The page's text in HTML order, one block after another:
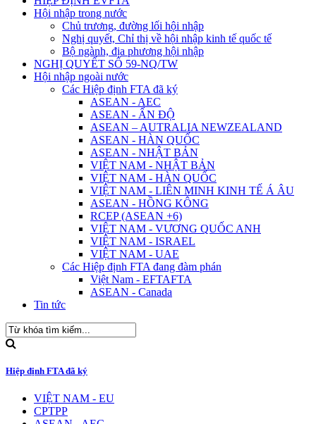
Hội nhập trong nước
Chủ trương, đường lối hội nhập
Nghị quyết, Chỉ thị về hội nhập kinh tế quốc tế
Bộ ngành, địa phương hội nhập
NGHỊ QUYẾT SỐ 59-NQ/TW
Hội nhập ngoài nước
Các Hiệp định FTA đã ký
ASEAN - AEC
ASEAN - ẤN ĐỘ
ASEAN – AUTRALIA NEWZEALAND
ASEAN - HÀN QUỐC
ASEAN - NHẬT BẢN
VIỆT NAM - NHẬT BẢN
VIỆT NAM - HÀN QUỐC
VIỆT NAM - LIÊN MINH KINH TẾ Á ÂU
ASEAN - HỒNG KÔNG
RCEP (ASEAN +6)
VIỆT NAM - VƯƠNG QUỐC ANH
VIỆT NAM - ISRAEL
VIỆT NAM - UAE
Các Hiệp định FTA đang đàm phán
Việt Nam - EFTAFTA
ASEAN - Canada
Tin tức
Hiệp định FTA đã ký
VIỆT NAM - EU
CPTPP